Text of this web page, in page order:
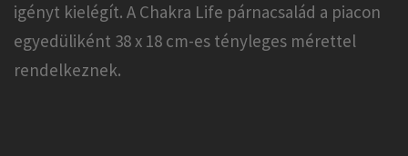
igényt kielégít. A Chakra Life párnacsalád a piacon
egyedüliként 38 x 18 cm-es tényleges mérettel
rendelkeznek.